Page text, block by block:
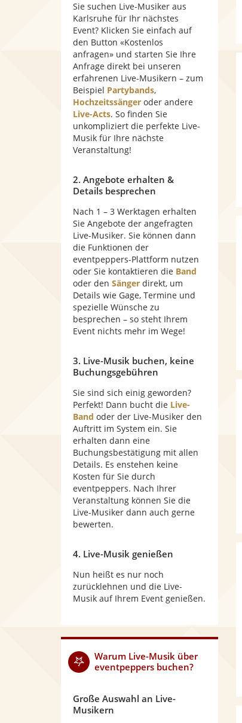
Sie suchen Live-Musiker aus
Karlsruhe für Ihr nächstes
Event? Klicken Sie einfach auf
den Button «Kostenlos
anfragen» und starten Sie Ihre
Anfrage direkt bei unseren
erfahrenen Live-Musikern – zum
Beispiel Partybands,
Hochzeitssänger oder andere
Live-Acts. So finden Sie
unkompliziert die perfekte Live-
Musik für Ihre nächste
Veranstaltung!
2. Angebote erhalten &
Details besprechen
Nach 1 – 3 Werktagen erhalten
Sie Angebote der angefragten
Live-Musiker. Sie können dann
die Funktionen der
eventpeppers-Plattform nutzen
oder Sie kontaktieren die Band
oder den Sänger direkt, um
Details wie Gage, Termine und
spezielle Wünsche zu
besprechen – so steht Ihrem
Event nichts mehr im Wege!
3. Live-Musik buchen, keine
Buchungsgebühren
Sie sind sich einig geworden?
Perfekt! Dann bucht die Live-
Band oder der Live-Musiker den
Auftritt im System ein. Sie
erhalten dann eine
Buchungsbestätigung mit allen
Details. Es enstehen keine
Kosten für Sie durch
eventpeppers. Nach Ihrer
Veranstaltung können Sie die
Live-Musiker dann auch gerne
bewerten.
4. Live-Musik genießen
Nun heißt es nur noch
zurücklehnen und die Live-
Musik auf Ihrem Event genießen.
Warum Live-Musik über
eventpeppers buchen?
Große Auswahl an Live-
Musikern